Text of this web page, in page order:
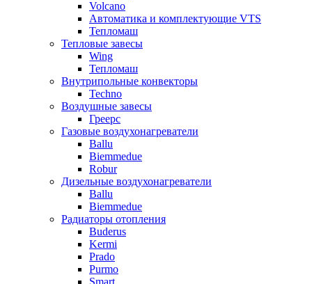
Volcano
Автоматика и комплектующие VTS
Тепломаш
Тепловые завесы
Wing
Тепломаш
Внутрипольные конвекторы
Techno
Воздушные завесы
Греерс
Газовые воздухонагреватели
Ballu
Biemmedue
Robur
Дизельные воздухонагреватели
Ballu
Biemmedue
Радиаторы отопления
Buderus
Kermi
Prado
Purmo
Smart